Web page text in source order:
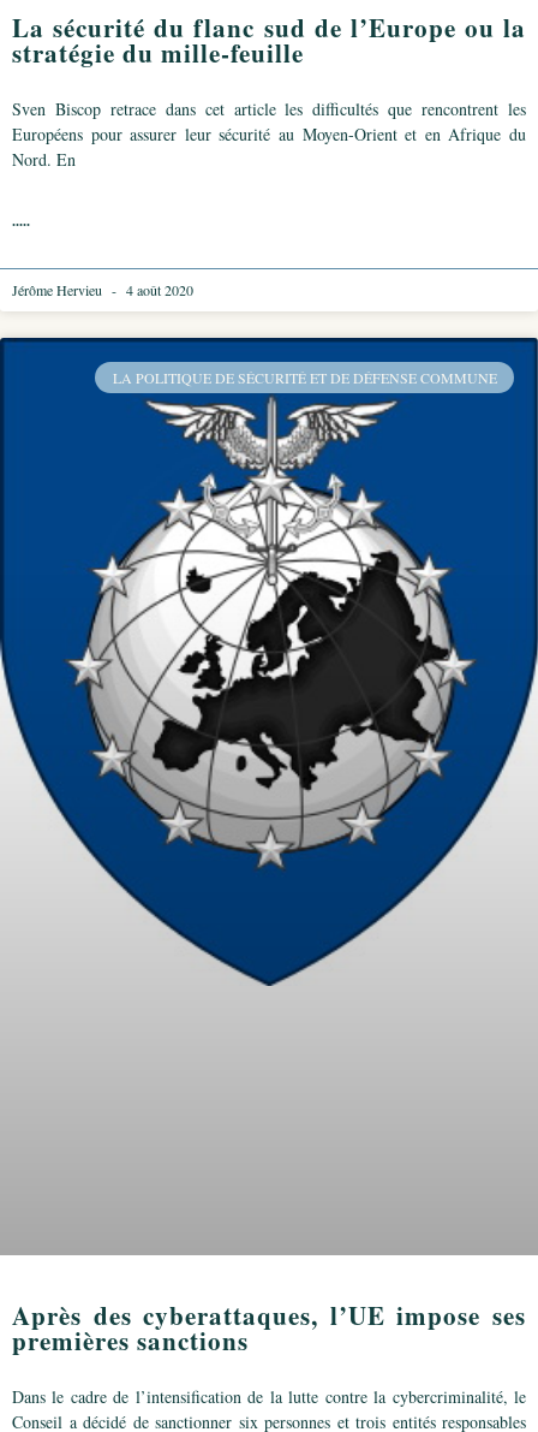
La sécurité du flanc sud de l’Europe ou la
stratégie du mille-feuille
Sven Biscop retrace dans cet article les difficultés que rencontrent les
Européens pour assurer leur sécurité au Moyen-Orient et en Afrique du
Nord. En
.....
Jérôme Hervieu 4 août 2020
LA POLITIQUE DE SÉCURITÉ ET DE DÉFENSE COMMUNE
Après des cyberattaques, l’UE impose ses
premières sanctions
Dans le cadre de l’intensification de la lutte contre la cybercriminalité, le
Conseil a décidé de sanctionner six personnes et trois entités responsables